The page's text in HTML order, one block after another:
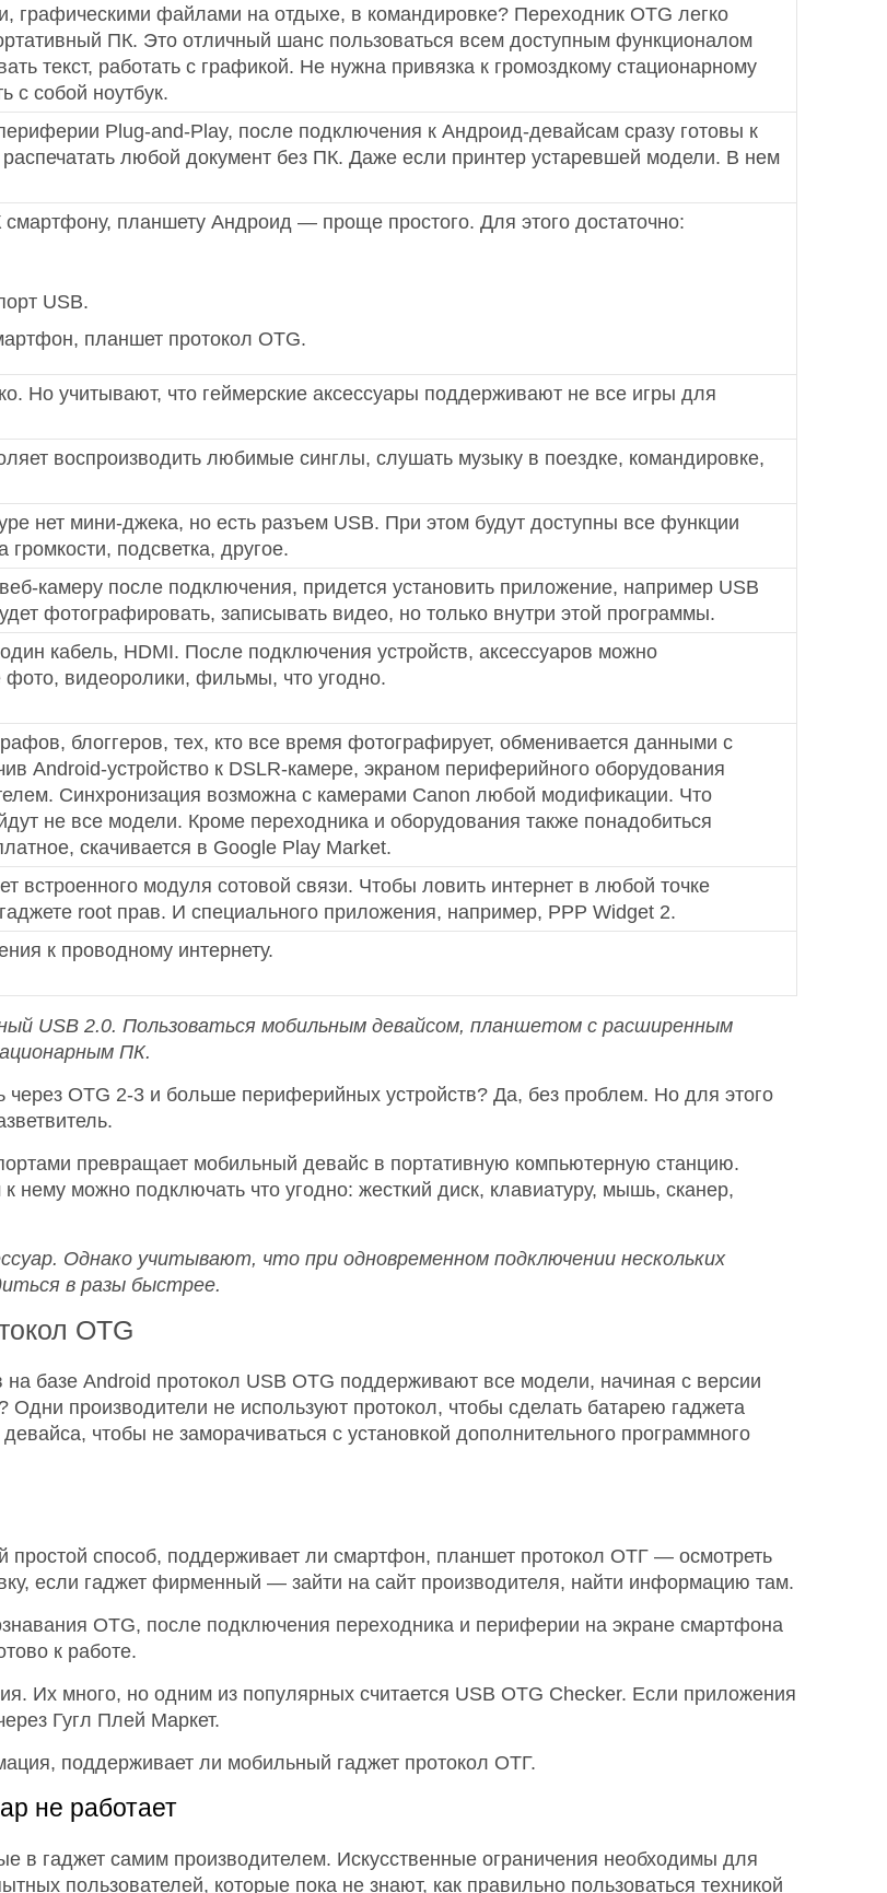
графическими файлами на отдыхе, в командировке? Переходник OTG легко
ПК. Это отличный шанс пользоваться всем доступным функционалом
текст, работать с графикой. Не нужна привязка к громоздкому стационарному
с собой ноутбук.
периферии Plug-and-Play, после подключения к Андроид-девайсам сразу готовы к
любой документ без ПК. Даже если принтер устаревшей модели. В нем
планшету Андроид — проще простого. Для этого достаточно:
USB.
планшет протокол OTG.
Но учитывают, что геймерские аксессуары поддерживают не все игры для
воспроизводить любимые синглы, слушать музыку в поездке, командировке,
нет мини-джека, но есть разъем USB. При этом будут доступны все функции
подсветка, другое.
камеру после подключения, придется установить приложение, например USB
фотографировать, записывать видео, но только внутри этой программы.
кабель, HDMI. После подключения устройств, аксессуаров можно
видеоролики, фильмы, что угодно.
блоггеров, тех, кто все время фотографирует, обменивается данными с
Android-устройство к DSLR-камере, экраном периферийного оборудования
Синхронизация возможна с камерами Canon любой модификации. Что
не все модели. Кроме переходника и оборудования также понадобиться
скачивается в Google Play Market.
встроенного модуля сотовой связи. Чтобы ловить интернет в любой точке
root прав. И специального приложения, например, PPP Widget 2.
к проводному интернету.
USB 2.0. Пользоваться мобильным девайсом, планшетом с расширенным
ПК.
OTG 2-3 и больше периферийных устройств? Да, без проблем. Но для этого
превращает мобильный девайс в портативную компьютерную станцию.
нему можно подключать что угодно: жесткий диск, клавиатуру, мышь, сканер,
Однако учитывают, что при одновременном подключении нескольких
в разы быстрее.
OTG
базе Android протокол USB OTG поддерживают все модели, начиная с версии
Одни производители не используют протокол, чтобы сделать батарею гаджета
чтобы не заморачиваться с установкой дополнительного программного
простой способ, поддерживает ли смартфон, планшет протокол ОТГ — осмотреть
если гаджет фирменный — зайти на сайт производителя, найти информацию там.
OTG, после подключения переходника и периферии на экране смартфона
к работе.
Их много, но одним из популярных считается USB OTG Checker. Если приложения
Гугл Плей Маркет.
поддерживает ли мобильный гаджет протокол ОТГ.
не работает
в гаджет самим производителем. Искусственные ограничения необходимы для
пользователей, которые пока не знают, как правильно пользоваться техникой